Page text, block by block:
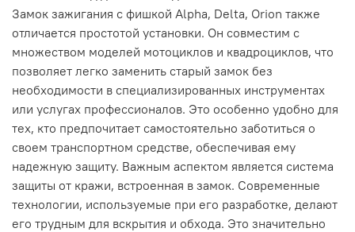
Замок зажигания с фишкой Alpha, Delta, Orion также
отличается простотой установки. Он совместим с
множеством моделей мотоциклов и квадроциклов, что
позволяет легко заменить старый замок без
необходимости в специализированных инструментах
или услугах профессионалов. Это особенно удобно для
тех, кто предпочитает самостоятельно заботиться о
своем транспортном средстве, обеспечивая ему
надежную защиту. Важным аспектом является система
защиты от кражи, встроенная в замок. Современные
технологии, используемые при его разработке, делают
его трудным для вскрытия и обхода. Это значительно